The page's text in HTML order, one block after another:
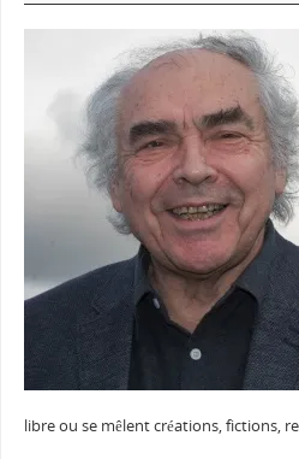
libre ou se mêlent créations, fictions,